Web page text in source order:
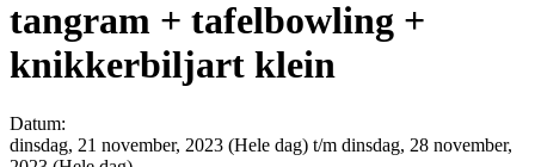
tangram + tafelbowling +
knikkerbiljart klein
Datum:
dinsdag, 21 november, 2023 (Hele dag) t/m dinsdag, 28 november,